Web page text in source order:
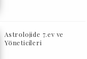
Astrolojide 7.ev ve
Yöneticileri